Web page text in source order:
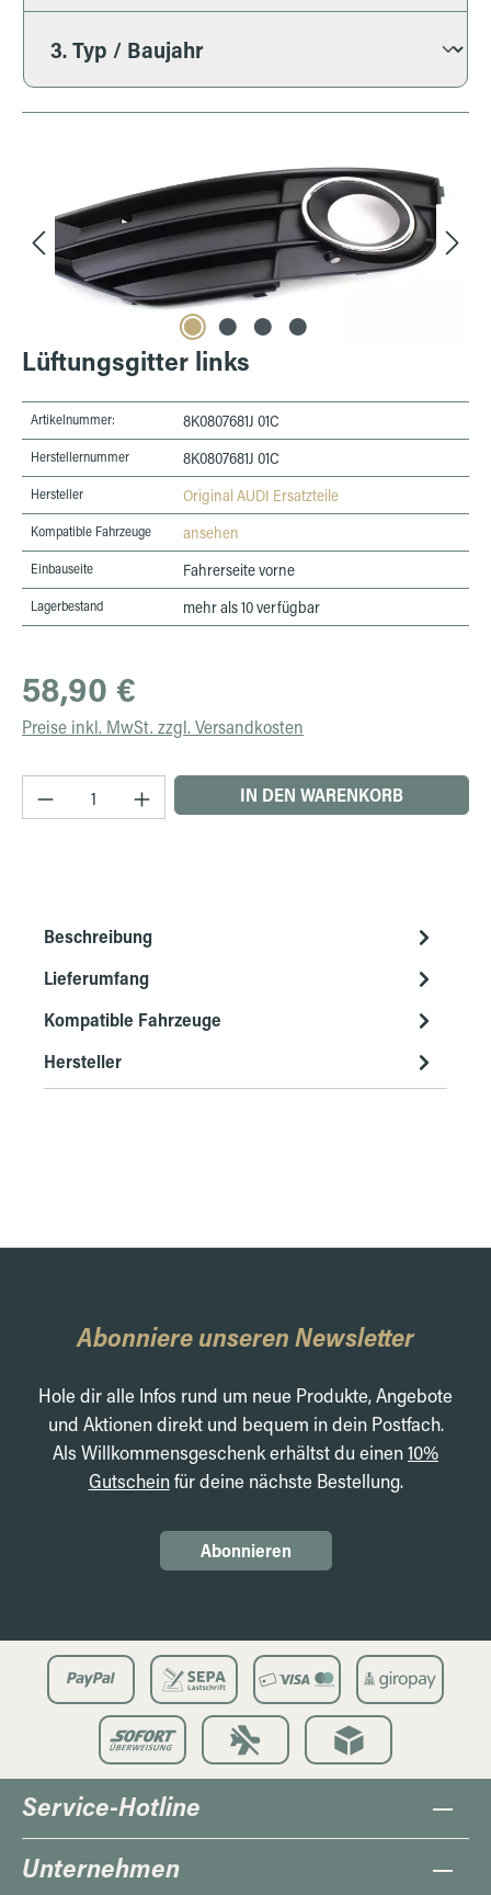
Lüftungsgitter links
Artikelnummer: 8K0807681J 01C
Herstellernummer 8K0807681J 01C
Hersteller Original AUDI Ersatzteile
Kompatible Fahrzeuge ansehen
Einbauseite Fahrerseite vorne
Lagerbestand mehr als 10 verfügbar
Regulärer Preis:
58,90 €
Preise inkl. MwSt. zzgl. Versandkosten
Produkt Anzahl: Gib den gewünschten Wert
IN DEN WARENKORB
Beschreibung
Lieferumfang
Kompatible Fahrzeuge
Hersteller
Abonniere unseren Newsletter
Hole dir alle Infos rund um neue Produkte, Angebote
und Aktionen direkt und bequem in dein Postfach.
Als Willkommensgeschenk erhältst du einen10%
Gutscheinfür deine nächste Bestellung.
Abonnieren
Service-Hotline
Unternehmen